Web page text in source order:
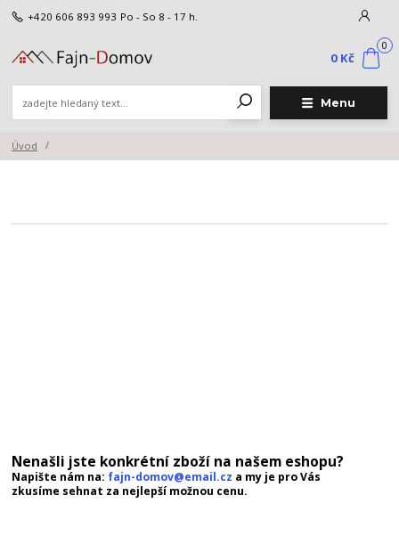
Menu
+420 606 893 993 Po - So 8 - 17 h.
0
0 Kč
Úvod
Nenašli jste konkrétní zboží na našem eshopu?
Napište nám na: fajn-domov@email.cz a my je pro Vás
zkusíme sehnat za nejlepší možnou cenu.